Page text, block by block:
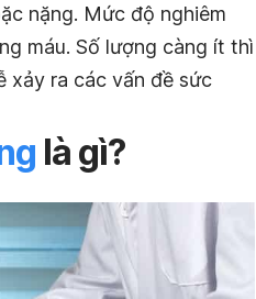
nặng. Mức độ nghiêm
máu. Số lượng càng ít thì
xảy ra các vấn đề sức
là gì?